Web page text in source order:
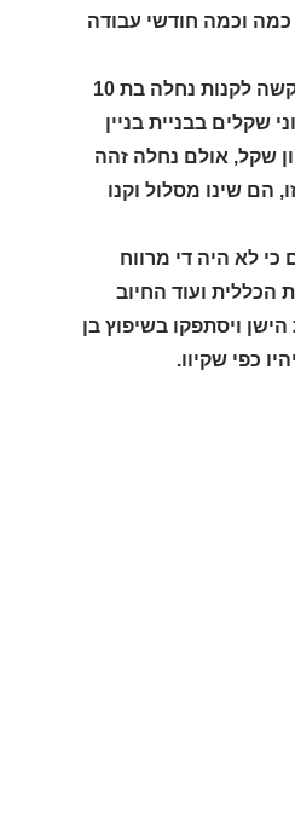
וכמה חודשי עבודה
אירוע שני לדוגמא קרה באחרונה במושב מגשימים ליד סביון, יגאל רודה מספר על משפחה שביקשה לקנות נחלה בת 10
להריסה, המחיר– 8.5 מיליון שקל, המשפחה תיכננה להשקיע עוד 6 מיליוני שקלים בבניית בניין
מ"ר בקומה אחת בצורת האות "ח" עם בריכה וכולי, סך כל ההשקעה- 14.5 מיליון שקל, אולם נחלה זהה
נגנזו, הם שינו מסלול וקנו
ביקשו למכור את ביתם כי לא היה די מרווח
בכ-9.5 מיליון שקל. ההתייקרות הכללית ועוד החיוב
ויסתפקו בשיפוץ בן
כפי שקיוו.